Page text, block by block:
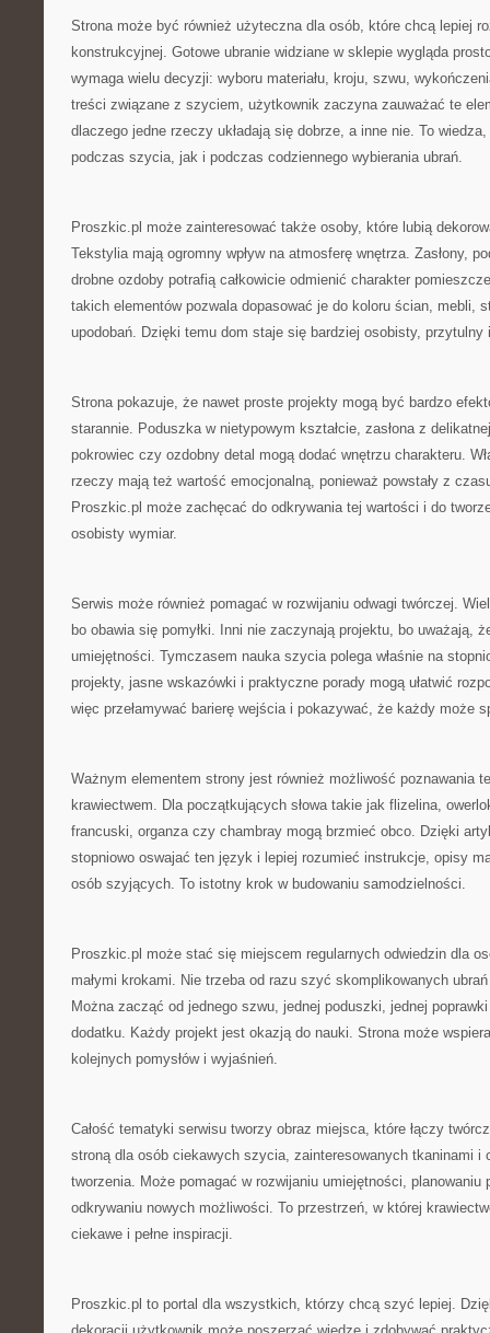
Strona może być również użyteczna dla osób, które chcą lepiej
konstrukcyjnej. Gotowe ubranie widziane w sklepie wygląda
wymaga wielu decyzji: wyboru materiału, kroju, szwu,
treści związane z szyciem, użytkownik zaczyna zauważać te
dlaczego jedne rzeczy układają się dobrze, a inne nie. To
podczas szycia, jak i podczas codziennego wybierania ubrań.
Proszkic.pl może zainteresować także osoby, które lubią
Tekstylia mają ogromny wpływ na atmosferę wnętrza. Zasłony,
drobne ozdoby potrafią całkowicie odmienić charakter
takich elementów pozwala dopasować je do koloru ścian, mebli,
upodobań. Dzięki temu dom staje się bardziej osobisty, przytulny
Strona pokazuje, że nawet proste projekty mogą być bardzo
starannie. Poduszka w nietypowym kształcie, zasłona z
pokrowiec czy ozdobny detal mogą dodać wnętrzu charakteru.
rzeczy mają też wartość emocjonalną, ponieważ powstały z
Proszkic.pl może zachęcać do odkrywania tej wartości i do
osobisty wymiar.
Serwis może również pomagać w rozwijaniu odwagi twórczej.
bo obawia się pomyłki. Inni nie zaczynają projektu, bo uważają,
umiejętności. Tymczasem nauka szycia polega właśnie na
projekty, jasne wskazówki i praktyczne porady mogą ułatwić
więc przełamywać barierę wejścia i pokazywać, że każdy może
Ważnym elementem strony jest również możliwość poznawania
krawiectwem. Dla początkujących słowa takie jak flizelina,
francuski, organza czy chambray mogą brzmieć obco. Dzięki
stopniowo oswajać ten język i lepiej rozumieć instrukcje, opisy
osób szyjących. To istotny krok w budowaniu samodzielności.
Proszkic.pl może stać się miejscem regularnych odwiedzin dla
małymi krokami. Nie trzeba od razu szyć skomplikowanych
Można zacząć od jednego szwu, jednej poduszki, jednej
dodatku. Każdy projekt jest okazją do nauki. Strona może
kolejnych pomysłów i wyjaśnień.
Całość tematyki serwisu tworzy obraz miejsca, które łączy
stroną dla osób ciekawych szycia, zainteresowanych tkaninami i
tworzenia. Może pomagać w rozwijaniu umiejętności, planowaniu
odkrywaniu nowych możliwości. To przestrzeń, w której
ciekawe i pełne inspiracji.
Proszkic.pl to portal dla wszystkich, którzy chcą szyć lepiej.